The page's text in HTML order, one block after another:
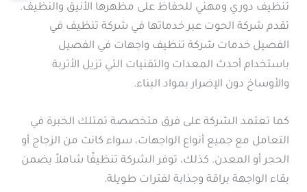
تنظيف دوري ومهني للحفاظ على مظهرها الأنيق والنظيف.
تقدم شركة الحوت عبر خدماتها في شركة تنظيف في
الفصيل خدمات شركة تنظيف واجهات في الفصيل
باستخدام أحدث المعدات والتقنيات التي تزيل الأتربة
والأوساخ دون الإضرار بمواد البناء.
كما تعتمد الشركة على فرق متخصصة تمتلك الخبرة في
التعامل مع جميع أنواع الواجهات، سواء كانت من الزجاج أو
الحجر أو المعدن. كذلك، توفر الشركة تنظيفًا شاملاً يضمن
بقاء الواجهة براقة وجذابة لفترات طويلة.